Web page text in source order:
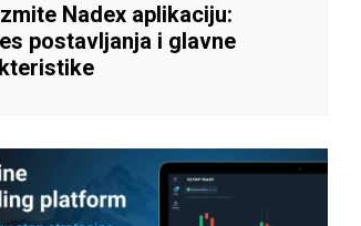
Nadex aplikaciju:
postavljanja i glavne